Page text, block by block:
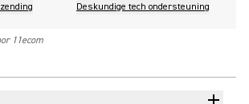
Deskundige tech ondersteuning
11ecom